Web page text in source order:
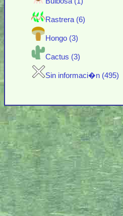
Rastrera (6)
Hongo (3)
Cactus (3)
Sin informaci�n (495)